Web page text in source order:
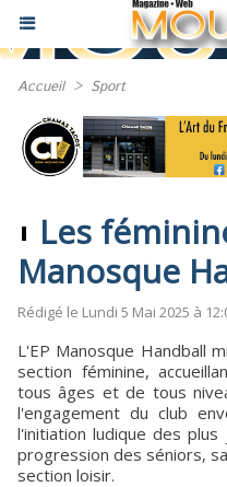
Accueil > Sport
Les
Manosque
Rédigé le Lundi 5 Mai 2025 à
L'EP Manosque Handball
section féminine,
tous âges et de tous
l'engagement du club
l'initiation ludique des
progression des séniors,
section loisir.